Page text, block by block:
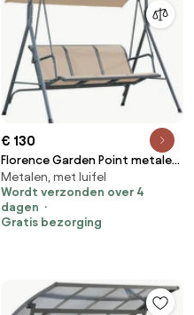
€ 130
Florence Garden Point metalen
tuinschommel beige
Metalen, met luifel
Wordt verzonden over 4
dagen
Gratis bezorging